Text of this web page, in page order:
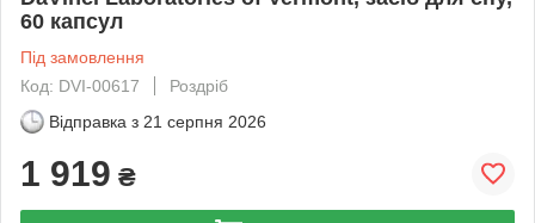
60 капсул
Під замовлення
Код: DVI-00617
Роздріб
Відправка з 21 серпня 2026
1 919 ₴